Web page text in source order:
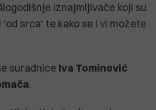
iznajmljivače koji su
srca' te kako se i vi možete
suradnice Iva Tominović
.